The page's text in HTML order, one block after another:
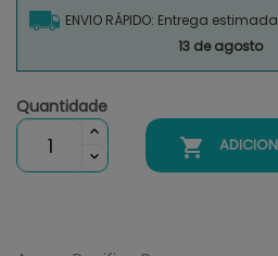
ENVIO RÁPIDO: Entrega
13 de agosto
Quantidade
